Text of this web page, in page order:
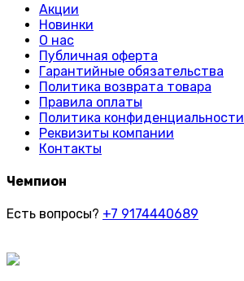
Акции
Новинки
О нас
Публичная оферта
Гарантийные обязательства
Политика возврата товара
Правила оплаты
Политика конфиденциальности
Реквизиты компании
Контакты
Чемпион
Есть вопросы? +7 9174440689